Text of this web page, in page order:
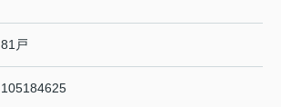
81戸
105184625